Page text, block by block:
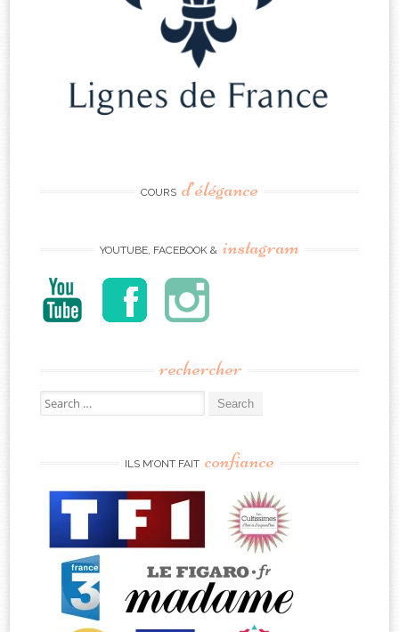
COURS d’élégance
YOUTUBE, FACEBOOK & instagram
rechercher
Search
for:
ILS M’ONT FAIT confiance